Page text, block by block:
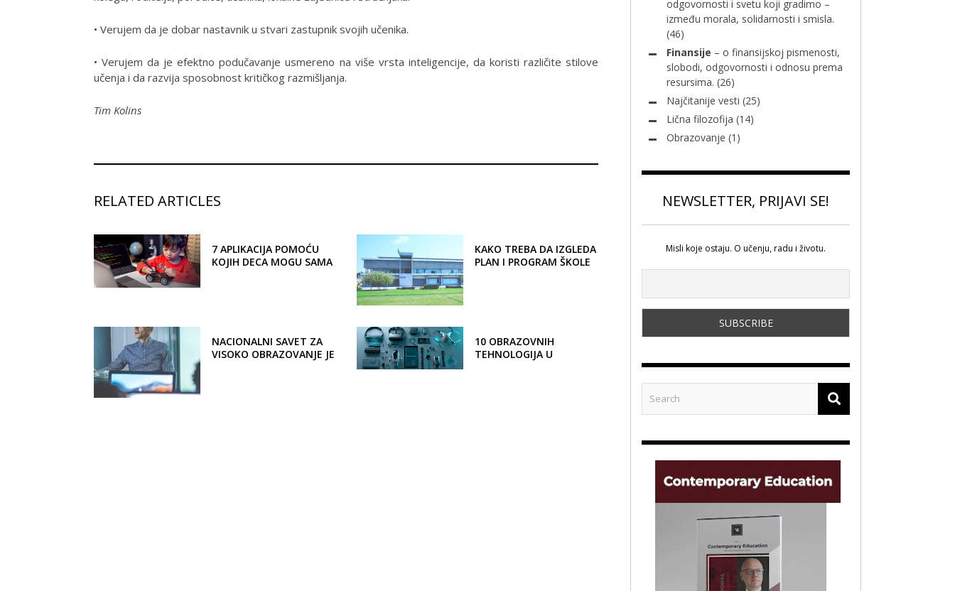
• Verujem da je dobar nastavnik u stvari zastupnik svojih učenika.
• Verujem da je efektno podučavanje usmereno na više vrsta inteligencije, da koristi različite stilove
učenja i da razvija sposobnost kritičkog razmišljanja.
Tim Kolins
RELATED ARTICLES
7 APLIKACIJA POMOĆU
KOJIH DECA MOGU SAMA
KAKO TREBA DA IZGLEDA
PLAN I PROGRAM ŠKOLE
NACIONALNI SAVET ZA
VISOKO OBRAZOVANJE JE
10 OBRAZOVNIH
TEHNOLOGIJA U
odgovornosti i svetu koji gradimo –
između morala, solidarnosti i smisla.
(46)
Finansije – o finansijskoj pismenosti,
slobodi, odgovornosti i odnosu prema
resursima. (26)
Najčitanije vesti (25)
Lična filozofija (14)
Obrazovanje (1)
NEWSLETTER, PRIJAVI SE!
Misli koje ostaju. O učenju, radu i životu.